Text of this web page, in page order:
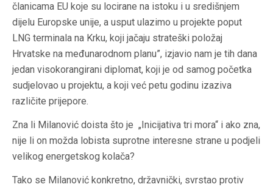
članicama EU koje su locirane na istoku i u središnjem
dijelu Europske unije, a usput ulazimo u projekte poput
LNG terminala na Krku, koji jačaju strateški položaj
Hrvatske na međunarodnom planu”, izjavio nam je tih dana
jedan visokorangirani diplomat, koji je od samog početka
sudjelovao u projektu, a koji već petu godinu izaziva
različite prijepore.
Zna li Milanović doista što je „Inicijativa tri mora“ i ako zna,
nije li on možda lobista suprotne interesne strane u podjeli
velikog energetskog kolača?
Tako se Milanović konkretno, državnički, svrstao protiv